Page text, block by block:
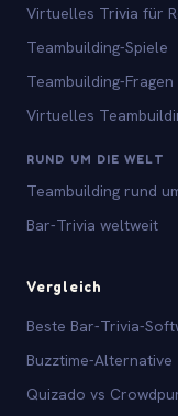
Virtuelles Trivia für
Teambuilding-Spiele
Teambuilding-Fragen
Virtuelles
RUND UM DIE WELT
Teambuilding rund
Bar-Trivia weltweit
Vergleich
Beste Bar-Trivia-
Buzztime-Alternative
Quizado vs